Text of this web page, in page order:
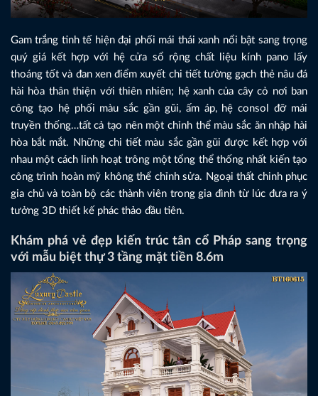
Gam trắng tinh tế hiện đại phối mái thái xanh nổi bật sang trọng
quý giá kết hợp với hệ cửa sổ rộng chất liệu kính pano lấy
thoáng tốt và đan xen điểm xuyết chi tiết tường gạch thẻ nâu đá
hài hòa thân thiện với thiên nhiên; hệ xanh của cây cỏ nơi ban
công tạo hệ phối màu sắc gần gũi, ấm áp, hệ consol đỡ mái
truyền thống…tất cả tạo nên một chỉnh thể màu sắc ăn nhập hài
hòa bắt mắt. Những chi tiết màu sắc gần gũi được kết hợp với
nhau một cách linh hoạt trông một tổng thể thống nhất kiến tạo
công trình hoàn mỹ không thể chỉnh sửa. Ngoại thất chinh phục
gia chủ và toàn bộ các thành viên trong gia đình từ lúc đưa ra ý
tưởng 3D thiết kế phác thảo đầu tiên.
Khám phá vẻ đẹp kiến trúc tân cổ Pháp sang trọng
với mẫu biệt thự 3 tầng mặt tiền 8.6m